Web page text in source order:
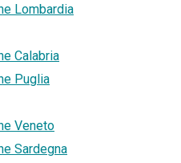
Lombardia
Calabria
Puglia
Veneto
Sardegna